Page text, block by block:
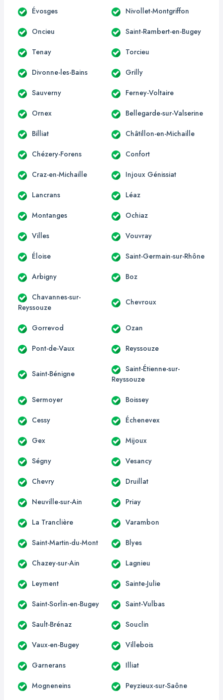
Évosges Nivollet-Montgriffon
Oncieu Saint-Rambert-en-Bugey
Tenay Torcieu
Divonne-les-Bains Grilly
Sauverny Ferney-Voltaire
Ornex Bellegarde-sur-Valserine
Billiat Châtillon-en-Michaille
Chézery-Forens Confort
Craz-en-Michaille Injoux Génissiat
Lancrans Léaz
Montanges Ochiaz
Villes Vouvray
Éloise Saint-Germain-sur-Rhône
Arbigny Boz
Chavannes-sur-
Reyssouze
Chevroux
Gorrevod Ozan
Pont-de-Vaux Reyssouze
Saint-Bénigne
Saint-Étienne-sur-
Reyssouze
Sermoyer Boissey
Cessy Échenevex
Gex Mijoux
Ségny Vesancy
Chevry Druillat
Neuville-sur-Ain Priay
La Tranclière Varambon
Saint-Martin-du-Mont Blyes
Chazey-sur-Ain Lagnieu
Leyment Sainte-Julie
Saint-Sorlin-en-Bugey Saint-Vulbas
Sault-Brénaz Souclin
Vaux-en-Bugey Villebois
Garnerans Illiat
Mogneneins Peyzieux-sur-Saône